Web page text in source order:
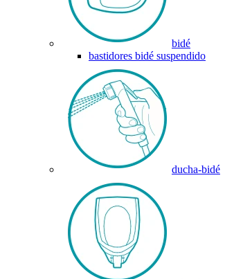
bidé
bastidores bidé suspendido
ducha-bidé